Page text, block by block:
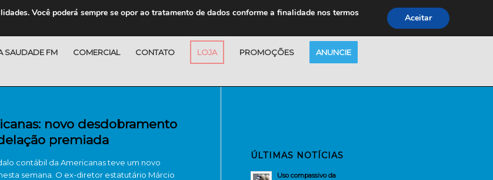
SAUDADE FM COMERCIAL CONTATO LOJA PROMOÇÕES ANUNCIE
novo desdobramento
premiada
contábil da Americanas teve um novo
semana. O ex-diretor estatutário Márcio
ÚLTIMAS NOTÍCIAS
Uso compassivo da
Você poderá sempre se opor ao tratamento de dados conforme a finalidade nos termos
Aceitar